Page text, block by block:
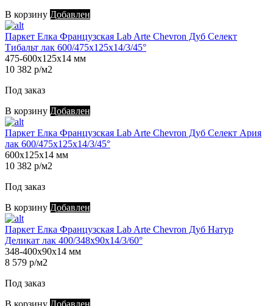
В корзину Добавлен
Паркет Елка Французская Lab Arte Chevron Дуб Селект
Тибальт лак 600/475х125х14/3/45°
475-600х125х14 мм
10 382 р/м2
Под заказ
В корзину Добавлен
Паркет Елка Французская Lab Arte Chevron Дуб Селект Ария
лак 600/475х125х14/3/45°
600х125х14 мм
10 382 р/м2
Под заказ
В корзину Добавлен
Паркет Елка Французская Lab Arte Chevron Дуб Натур
Деликат лак 400/348х90х14/3/60°
348-400х90х14 мм
8 579 р/м2
Под заказ
В корзину Добавлен